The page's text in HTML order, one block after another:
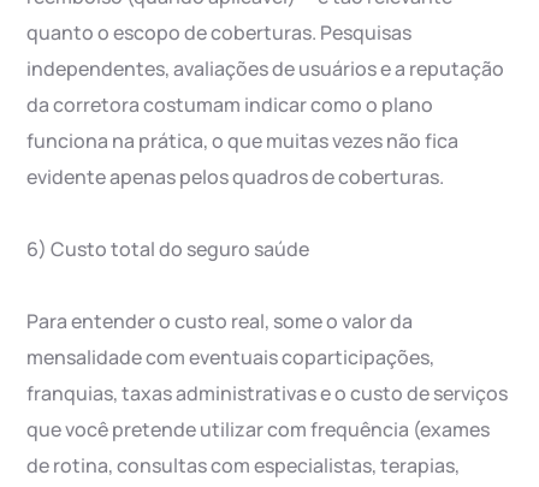
quanto o escopo de coberturas. Pesquisas
independentes, avaliações de usuários e a reputação
da corretora costumam indicar como o plano
funciona na prática, o que muitas vezes não fica
evidente apenas pelos quadros de coberturas.
6) Custo total do seguro saúde
Para entender o custo real, some o valor da
mensalidade com eventuais coparticipações,
franquias, taxas administrativas e o custo de serviços
que você pretende utilizar com frequência (exames
de rotina, consultas com especialistas, terapias,